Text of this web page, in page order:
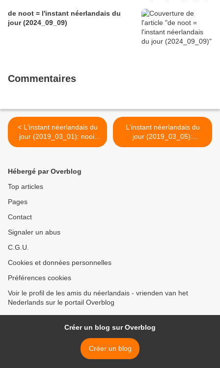
de noot = l'instant néerlandais du
jour (2024_09_09)
Commentaires
< L'instant néerlandais du
jour (2019_03_01): nooit
meer oorlog
L'instant néerlandais du
jour (2019_03_05):
Vastenavond >
Hébergé par Overblog
Top articles
Pages
Contact
Signaler un abus
C.G.U.
Cookies et données personnelles
Préférences cookies
Voir le profil de les amis du néerlandais - vrienden van het
Nederlands sur le portail Overblog
Créer un blog sur Overblog
Créer un blog